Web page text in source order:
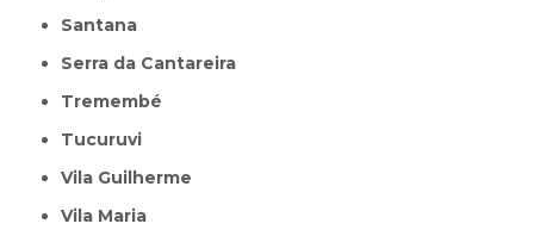
Santana
Serra da Cantareira
Tremembé
Tucuruvi
Vila Guilherme
Vila Maria